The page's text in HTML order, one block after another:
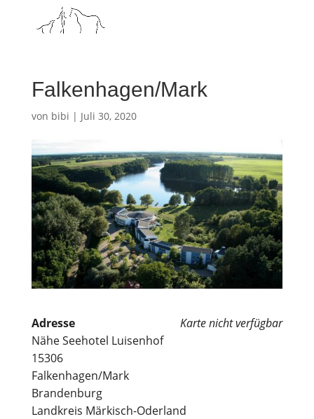
Falkenhagen/Mark
von bibi | Juli 30, 2020
Kar­te nicht verfügbar
Adres­se
Nähe See­ho­tel Luisenhof
15306
Falkenhagen/Mark
Brandenburg
Land­kreis Märkisch-Oderland